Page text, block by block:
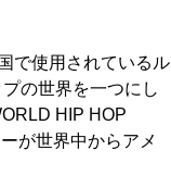
で使用されているル
の世界を一つにし
HIP HOP
が世界中からアメ